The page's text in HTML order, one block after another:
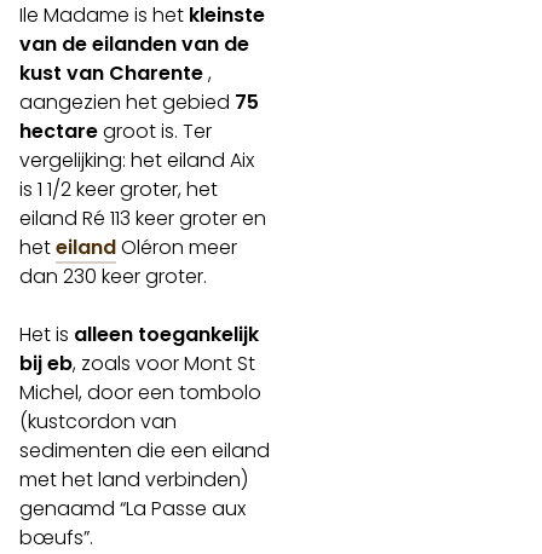
Ile Madame is het kleinste
van de eilanden van de
kust van Charente,
aangezien het gebied 75
hectaregroot is. Ter
vergelijking: het eiland Aix
is 1 1/2 keer groter, het
eiland Ré 113 keer groter en
heteilandOléron meer
dan 230 keer groter.
Het is alleen toegankelijk
bij eb, zoals voor Mont St
Michel, door een tombolo
(kustcordon van
sedimenten die een eiland
met het land verbinden)
genaamd “La Passe aux
bœufs”.